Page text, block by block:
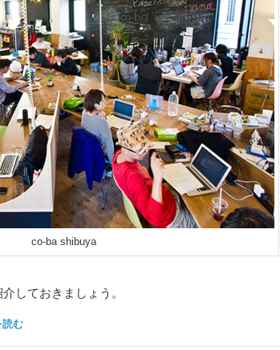
co-ba shibuya
しておきましょう。
読む